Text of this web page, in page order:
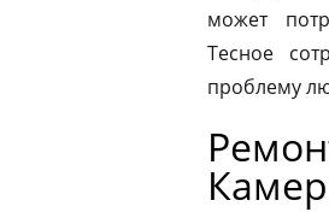
может
Тесное
проблему